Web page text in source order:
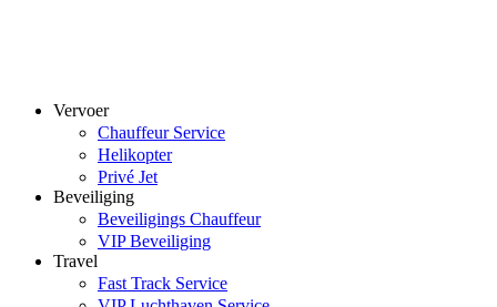
Vervoer
Chauffeur Service
Helikopter
Privé Jet
Beveiliging
Beveiligings Chauffeur
VIP Beveiliging
Travel
Fast Track Service